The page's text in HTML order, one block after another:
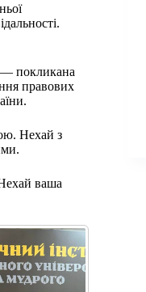
— покликана
правових
Нехай з
ваша